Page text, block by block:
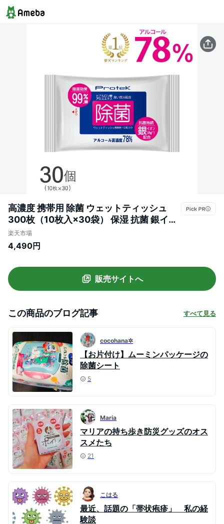
高濃度 携帯用 除菌 ウェットティッシュ
300枚（10枚入×30袋） 保湿 抗菌 銀イオ
ン 成分配合 99.9%除菌 強力 アルコール 除
菌シート 除菌ウェットティッシュ プロテ
楽天市場
4,490円
販売サイトへ
この商品のブログ記事 すべて見る
cocohana✲
【お片付け】ムーミンパッケージの
除菌シート
5
Maria
マリアの持ち歩き防災グッズのオス
スメたち
21
こはる
最近、話題の「帯状疱疹」 私の経
験談